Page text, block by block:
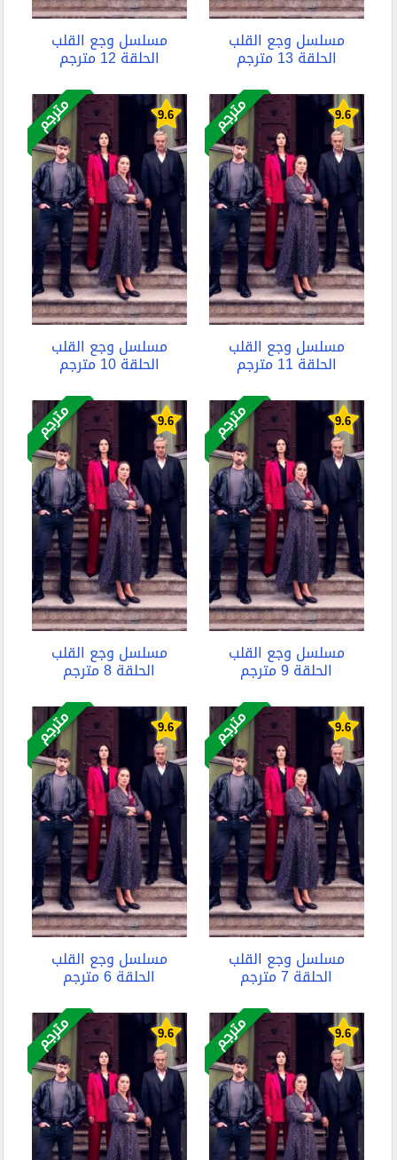
مسلسل وجع القلب
الحلقة 13 مترجم
مسلسل وجع القلب
الحلقة 12 مترجم
9.6
مسلسل وجع القلب
الحلقة 11 مترجم
مترجم 9.6
مسلسل وجع القلب
الحلقة 10 مترجم
مترجم
9.6
مسلسل وجع القلب
الحلقة 9 مترجم
مترجم 9.6
مسلسل وجع القلب
الحلقة 8 مترجم
مترجم
9.6
مسلسل وجع القلب
الحلقة 7 مترجم
مترجم 9.6
مسلسل وجع القلب
الحلقة 6 مترجم
مترجم
9.6 مترجم 9.6 مترجم